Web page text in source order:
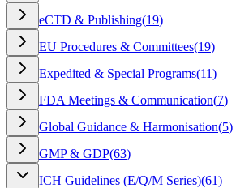
eCTD & Publishing(19)
EU Procedures & Committees(19)
Expedited & Special Programs(11)
FDA Meetings & Communication(7)
Global Guidance & Harmonisation(5)
GMP & GDP(63)
ICH Guidelines (E/Q/M Series)(61)